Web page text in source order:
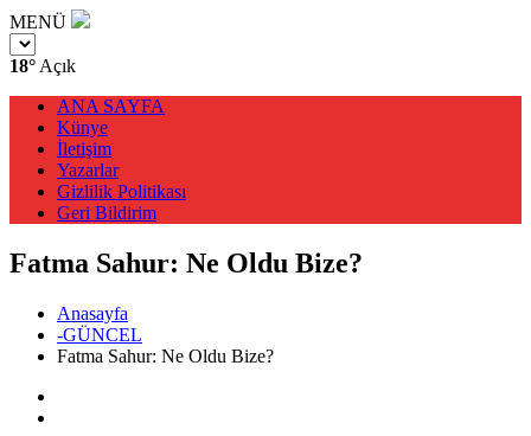
MENÜ
18° Açık
ANA SAYFA
Künye
İletişim
Yazarlar
Gizlilik Politikası
Geri Bildirim
Fatma Sahur: Ne Oldu Bize?
Anasayfa
-GÜNCEL
Fatma Sahur: Ne Oldu Bize?